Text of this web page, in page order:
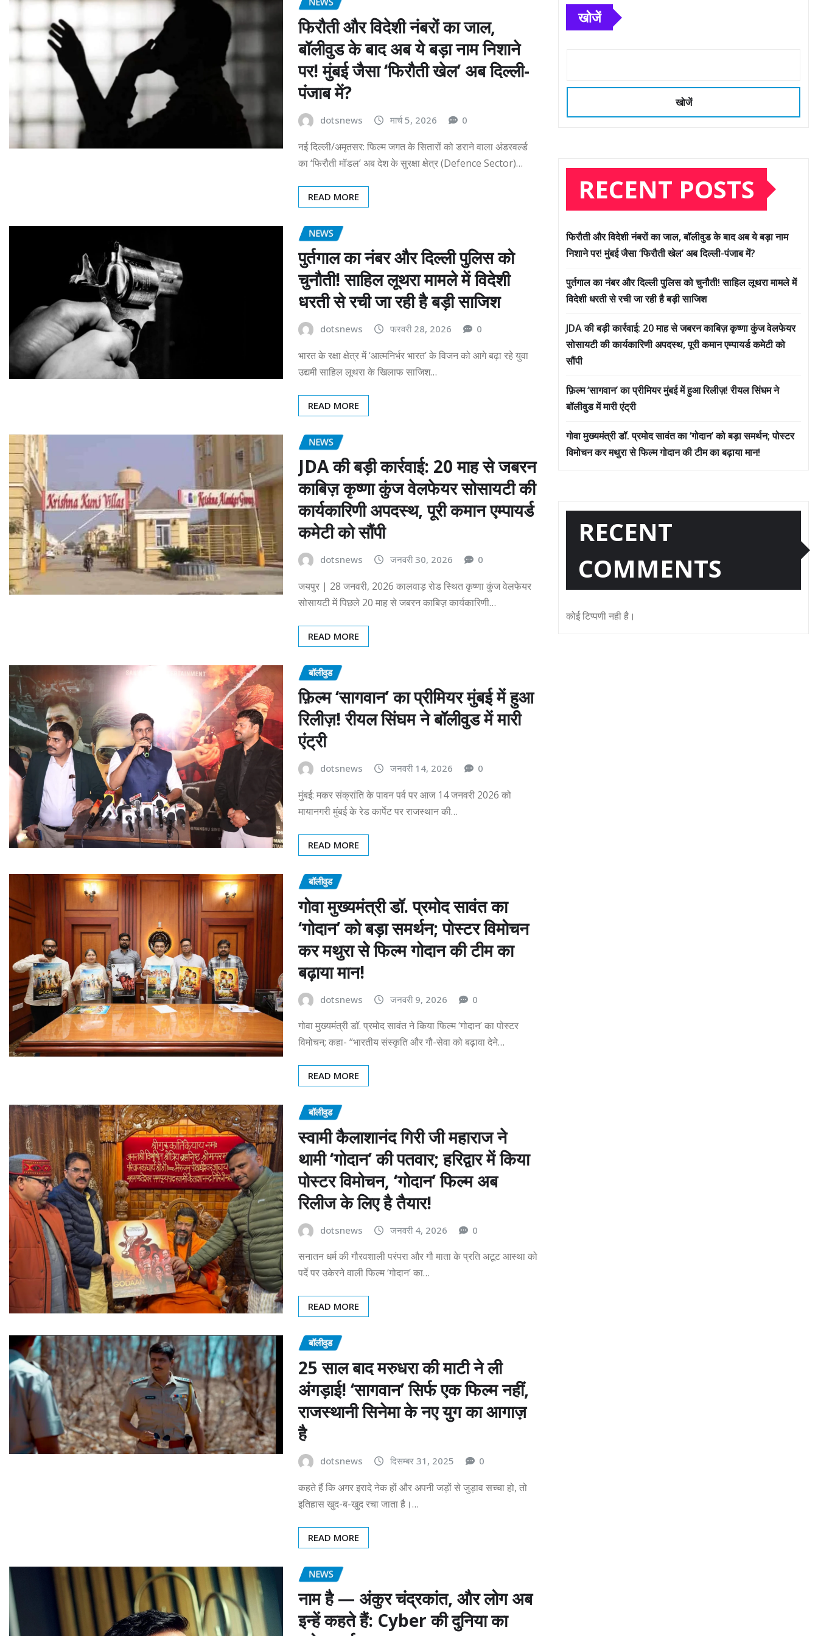
फिरौती और विदेशी नंबरों का जाल,
बॉलीवुड के बाद अब ये बड़ा नाम निशाने
पर! मुंबई जैसा ‘फिरौती खेल’ अब दिल्ली-
पंजाब में?
dotsnews मार्च 5, 2026 0
नई दिल्ली/अमृतसर: फिल्म जगत के सितारों को डराने वाला अंडरवर्ल्ड
का ‘फिरौती मॉडल’ अब देश के सुरक्षा क्षेत्र (Defence Sector)…
READ MORE
NEWS
पुर्तगाल का नंबर और दिल्ली पुलिस को
चुनौती! साहिल लूथरा मामले में विदेशी
धरती से रची जा रही है बड़ी साजिश
dotsnews फरवरी 28, 2026 0
भारत के रक्षा क्षेत्र में ‘आत्मनिर्भर भारत’ के विजन को आगे बढ़ा रहे युवा
उद्यमी साहिल लूथरा के खिलाफ साजिश…
READ MORE
NEWS
JDA की बड़ी कार्रवाई: 20 माह से जबरन
काबिज़ कृष्णा कुंज वेलफेयर सोसायटी की
कार्यकारिणी अपदस्थ, पूरी कमान एम्पायर्ड
कमेटी को सौंपी
dotsnews जनवरी 30, 2026 0
जयपुर | 28 जनवरी, 2026 कालवाड़ रोड स्थित कृष्णा कुंज वेलफेयर
सोसायटी में पिछले 20 माह से जबरन काबिज़ कार्यकारिणी…
READ MORE
बॉलीवुड
फ़िल्म ‘सागवान’ का प्रीमियर मुंबई में हुआ
रिलीज़! रीयल सिंघम ने बॉलीवुड में मारी
एंट्री
dotsnews जनवरी 14, 2026 0
मुंबई: मकर संक्रांति के पावन पर्व पर आज 14 जनवरी 2026 को
मायानगरी मुंबई के रेड कार्पेट पर राजस्थान की…
READ MORE
बॉलीवुड
गोवा मुख्यमंत्री डॉ. प्रमोद सावंत का
‘गोदान’ को बड़ा समर्थन; पोस्टर विमोचन
कर मथुरा से फिल्म गोदान की टीम का
बढ़ाया मान!
dotsnews जनवरी 9, 2026 0
गोवा मुख्यमंत्री डॉ. प्रमोद सावंत ने किया फिल्म ‘गोदान’ का पोस्टर
विमोचन; कहा- “भारतीय संस्कृति और गौ-सेवा को बढ़ावा देने…
READ MORE
बॉलीवुड
स्वामी कैलाशानंद गिरी जी महाराज ने
थामी ‘गोदान’ की पतवार; हरिद्वार में किया
पोस्टर विमोचन, ‘गोदान’ फिल्म अब
रिलीज के लिए है तैयार!
dotsnews जनवरी 4, 2026 0
सनातन धर्म की गौरवशाली परंपरा और गौ माता के प्रति अटूट आस्था को
पर्दे पर उकेरने वाली फिल्म ‘गोदान’ का…
READ MORE
बॉलीवुड
25 साल बाद मरुधरा की माटी ने ली
अंगड़ाई! ‘सागवान’ सिर्फ एक फिल्म नहीं,
राजस्थानी सिनेमा के नए युग का आगाज़
है
dotsnews दिसम्बर 31, 2025 0
कहते हैं कि अगर इरादे नेक हों और अपनी जड़ों से जुड़ाव सच्चा हो, तो
इतिहास खुद-ब-खुद रचा जाता है।…
READ MORE
NEWS
नाम है — अंकुर चंद्रकांत, और लोग अब
इन्हें कहते हैं: Cyber की दुनिया का
खोजें
खोजें
RECENT POSTS
फिरौती और विदेशी नंबरों का जाल, बॉलीवुड के बाद अब ये बड़ा नाम
निशाने पर! मुंबई जैसा ‘फिरौती खेल’ अब दिल्ली-पंजाब में?
पुर्तगाल का नंबर और दिल्ली पुलिस को चुनौती! साहिल लूथरा मामले में
विदेशी धरती से रची जा रही है बड़ी साजिश
JDA की बड़ी कार्रवाई: 20 माह से जबरन काबिज़ कृष्णा कुंज वेलफेयर
सोसायटी की कार्यकारिणी अपदस्थ, पूरी कमान एम्पायर्ड कमेटी को
सौंपी
फ़िल्म ‘सागवान’ का प्रीमियर मुंबई में हुआ रिलीज़! रीयल सिंघम ने
बॉलीवुड में मारी एंट्री
गोवा मुख्यमंत्री डॉ. प्रमोद सावंत का ‘गोदान’ को बड़ा समर्थन; पोस्टर
विमोचन कर मथुरा से फिल्म गोदान की टीम का बढ़ाया मान!
RECENT
COMMENTS
कोई टिप्पणी नही है।